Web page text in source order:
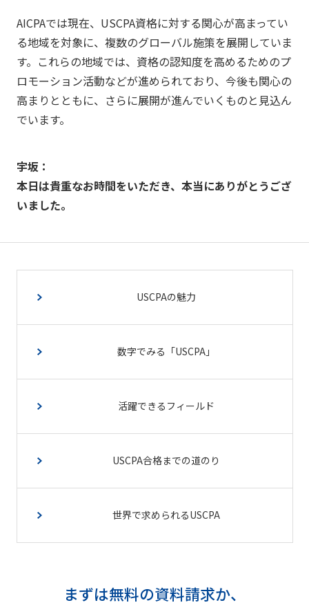
AICPAでは現在、USCPA資格に対する関心が高まってい
る地域を対象に、複数のグローバル施策を展開していま
す。これらの地域では、資格の認知度を高めるためのプ
ロモーション活動などが進められており、今後も関心の
高まりとともに、さらに展開が進んでいくものと見込ん
でいます。
宇坂：
本日は貴重なお時間をいただき、本当にありがとうござ
いました。
USCPAの魅力
数字でみる「USCPA」
活躍できるフィールド
USCPA合格までの道のり
世界で求められるUSCPA
まずは無料の資料請求か、